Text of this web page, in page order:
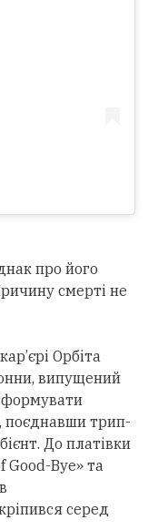
про його
смерті не
Орбіта
випущений
поєднавши трип-
До платівки
Good-Bye» та
серед